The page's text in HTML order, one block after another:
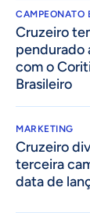
CAMPEONATO
Cruzeiro
pendurado
com o
Brasileiro
MARKETING
Cruzeiro
terceira
data de